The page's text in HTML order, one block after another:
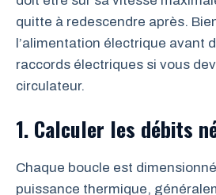
quitte à redescendre après.
l’alimentation électrique avant
raccords électriques si vous
circulateur.
1. Calculer les débits
Chaque boucle est
puissance thermique,